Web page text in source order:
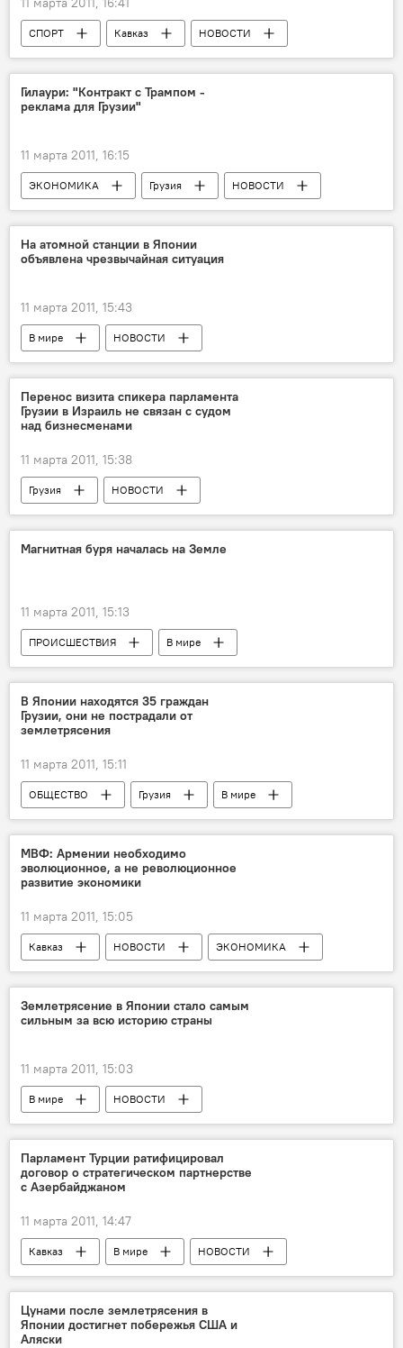
СПОРТ Кавказ
НОВОСТИ
Анонсы
Гилаури: "Контракт с Трампом -
реклама для Грузии"
11 марта 2011, 16:15
ЭКОНОМИКА Грузия НОВОСТИ
На атомной станции в Японии
объявлена чрезвычайная ситуация
11 марта 2011, 15:43
В мире
НОВОСТИ
ПРОИСШЕСТВИЯ
Перенос визита спикера парламента
Грузии в Израиль не связан с судом
над бизнесменами
11 марта 2011, 15:38
Грузия НОВОСТИ
Магнитная буря началась на Земле
11 марта 2011, 15:13
ПРОИСШЕСТВИЯ
В мире
НОВОСТИ
В Японии находятся 35 граждан
Грузии, они не пострадали от
землетрясения
11 марта 2011, 15:11
ОБЩЕСТВО Грузия
В мире
НОВОСТИ
МВФ: Армении необходимо
эволюционное, а не революционное
развитие экономики
11 марта 2011, 15:05
Кавказ НОВОСТИ ЭКОНОМИКА
Землетрясение в Японии стало самым
сильным за всю историю страны
11 марта 2011, 15:03
В мире
НОВОСТИ
ПРОИСШЕСТВИЯ
Парламент Турции ратифицировал
договор о стратегическом партнерстве
с Азербайджаном
11 марта 2011, 14:47
Кавказ В мире НОВОСТИ
Цунами после землетрясения в
Японии достигнет побережья США и
Аляски